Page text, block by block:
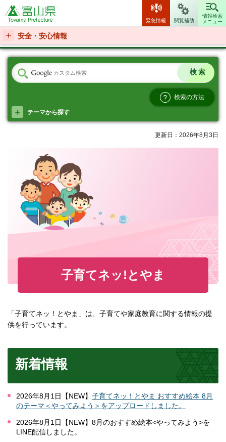
富山県
緊急情報 閲覧補助
情報検索
メニュー
安全・安心情報
検索の方法
テーマから探す
更新日：2026年8月3日
子育てネッ!とやま
「子育てネッ！とやま」は、子育てや家庭教育に関する情報の提
供を行っています。
新着情報
2026年8月1日【NEW】 子育てネッ！とやま おすすめ絵本 8月
のテーマ＜やってみよう＞をアップロードしました。
2026年8月1日【NEW】8月のおすすめ絵本<やってみよう>を
LINE配信しました。